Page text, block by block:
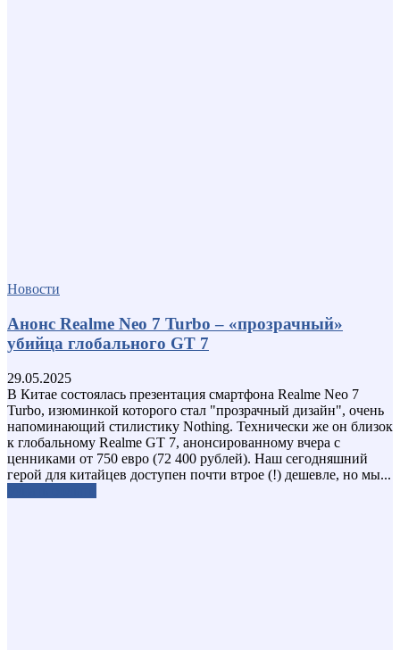
Новости
Анонс Realme Neo 7 Turbo – «прозрачный»
убийца глобального GT 7
29.05.2025
В Китае состоялась презентация смартфона Realme Neo 7
Turbo, изюминкой которого стал "прозрачный дизайн", очень
напоминающий стилистику Nothing. Технически же он близок
к глобальному Realme GT 7, анонсированному вчера с
ценниками от 750 евро (72 400 рублей). Наш сегодняшний
герой для китайцев доступен почти втрое (!) дешевле, но мы...